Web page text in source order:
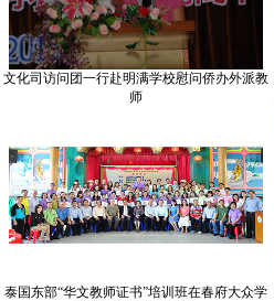
文化司访问团一行赴明满学校慰问侨办外派教
师
泰国东部“华文教师证书”培训班在春府大众学